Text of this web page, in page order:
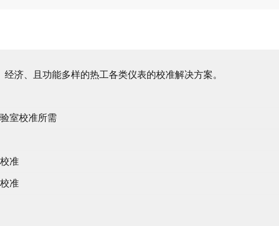
济、且功能多样的热工各类仪表的校准解决方案。
室校准所需
准
准